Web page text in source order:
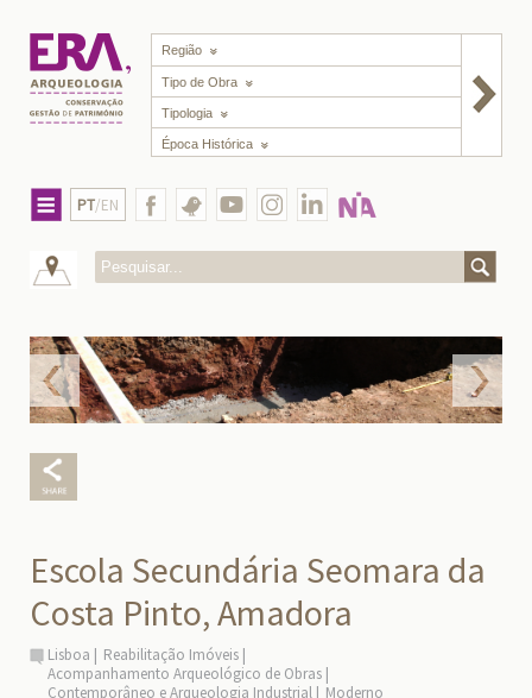
Região
Tipo de Obra
Tipologia
Época Histórica
PT/EN
Escola Secundária Seomara da
Costa Pinto, Amadora
Lisboa
Reabilitação Imóveis
Acompanhamento Arqueológico de Obras
Contemporâneo e Arqueologia Industrial
Moderno